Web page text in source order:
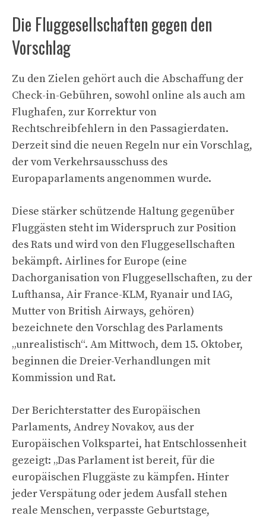
Die Fluggesellschaften gegen den
Vorschlag
Zu den Zielen gehört auch die Abschaffung der
Check-in-Gebühren, sowohl online als auch am
Flughafen, zur Korrektur von
Rechtschreibfehlern in den Passagierdaten.
Derzeit sind die neuen Regeln nur ein Vorschlag,
der vom Verkehrsausschuss des
Europaparlaments angenommen wurde.
Diese stärker schützende Haltung gegenüber
Fluggästen steht im Widerspruch zur Position
des Rats und wird von den Fluggesellschaften
bekämpft. Airlines for Europe (eine
Dachorganisation von Fluggesellschaften, zu der
Lufthansa, Air France-KLM, Ryanair und IAG,
Mutter von British Airways, gehören)
bezeichnete den Vorschlag des Parlaments
„unrealistisch“. Am Mittwoch, dem 15. Oktober,
beginnen die Dreier-Verhandlungen mit
Kommission und Rat.
Der Berichterstatter des Europäischen
Parlaments, Andrey Novakov, aus der
Europäischen Volkspartei, hat Entschlossenheit
gezeigt: „Das Parlament ist bereit, für die
europäischen Fluggäste zu kämpfen. Hinter
jeder Verspätung oder jedem Ausfall stehen
reale Menschen, verpasste Geburtstage,